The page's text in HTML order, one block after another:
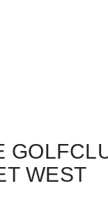
WEST